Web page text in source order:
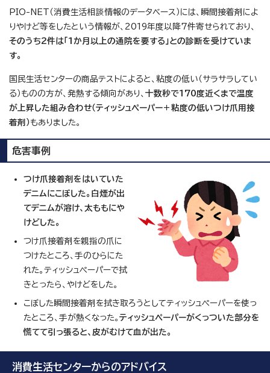
PIO-NET（消費生活相談情報のデータベース）には、瞬間接着剤によ
りやけど等をしたという情報が、2019年度以降7件寄せられており、
そのうち2件は「1か月以上の通院を要する」との診断を受けていま
す。
国民生活センターの商品テストによると、粘度の低い（サラサラしてい
る）ものの方が、発熱する傾向があり、 十数秒で170度近くまで温度
が上昇した組み合わせ（ティッシュペーパー＋粘度の低いつけ爪用接
着剤）もありました。
危害事例
つけ爪接着剤をはいていた
デニムにこぼした。白煙が出
てデニムが溶け、太ももにや
けどした。
つけ爪接着剤を親指の爪に
つけたところ、手のひらにた
れた。ティッシュペーパーで拭
きとったら、やけどをした。
こぼした瞬間接着剤を拭き取ろうとしてティッシュペーパーを使っ
たところ、手が熱くなった。 ティッシュペーパーがくっついた部分を
慌てて引っ張ると、皮がむけて血が出た。
消費生活センターからのアドバイス